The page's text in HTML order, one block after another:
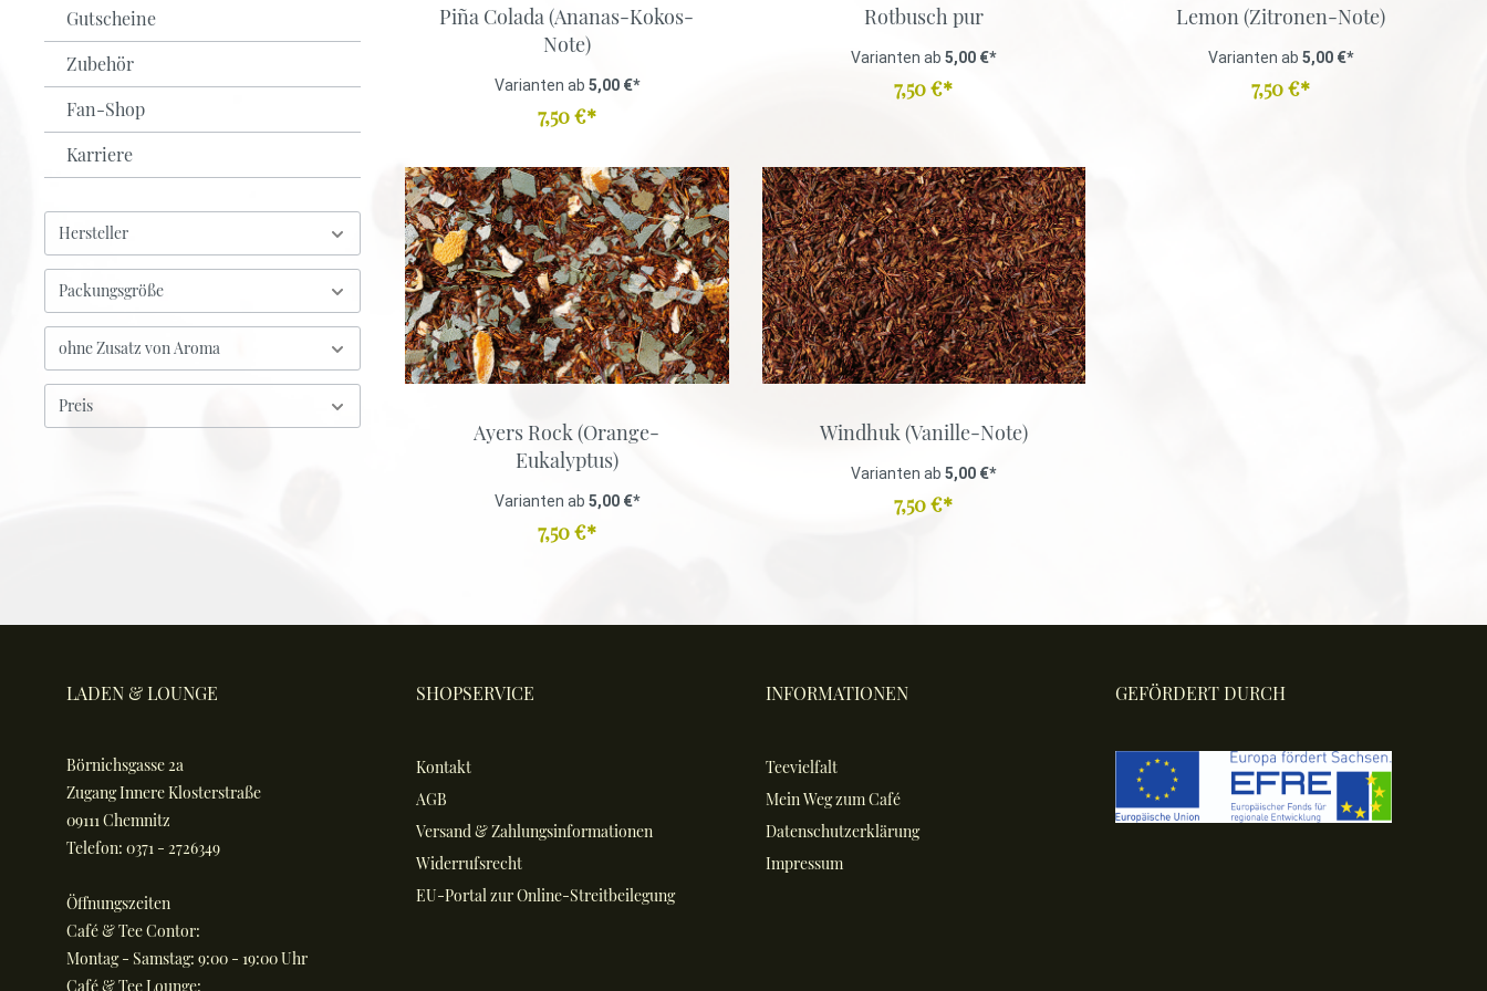
Weiß-Grüntee
Früchte-Rotbusch-Tee
Schwarz-Grüntee
Gutscheine
Zubehör
Fan-Shop
Karriere
Hersteller
Packungsgröße
ohne Zusatz von Aroma
Preis
Piña Colada (Ananas-Kokos-
Note)
Varianten ab 5,00 €*
7,50 €*
Rotbusch pur
Varianten ab 5,00 €*
7,50 €*
Lemon (Zitronen-Note)
Varianten ab 5,00 €*
7,50 €*
Ayers Rock (Orange-
Eukalyptus)
Varianten ab 5,00 €*
7,50 €*
Windhuk (Vanille-Note)
Varianten ab 5,00 €*
7,50 €*
LADEN & LOUNGE
Börnichsgasse 2a
Zugang Innere Klosterstraße
09111 Chemnitz
Telefon: 0371 - 2726349
Öffnungszeiten
Café & Tee Contor:
Montag - Samstag: 9:00 - 19:00 Uhr
Café & Tee Lounge:
GEFÖRDERT DURCH
SHOPSERVICE
Kontakt
AGB
Versand & Zahlungsinformationen
Widerrufsrecht
EU-Portal zur Online-Streitbeilegung
INFORMATIONEN
Teevielfalt
Mein Weg zum Café
Datenschutzerklärung
Impressum